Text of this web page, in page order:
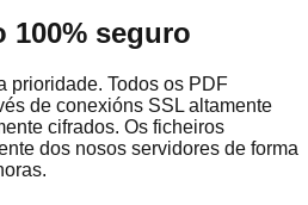
100% seguro
prioridade. Todos os PDF
de conexións SSL altamente
cifrados. Os ficheiros
dos nosos servidores de forma